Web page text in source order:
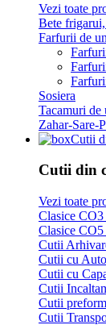
Vezi toate
Bete
Farfurii de
Sosiera
Tacamuri de
Zahar-Sare-
Cutii
Cutii din
Vezi toate
Clasice
Clasice
Cutii
Cutii cu
Cutii cu
Cutii
Cutii
Cutii